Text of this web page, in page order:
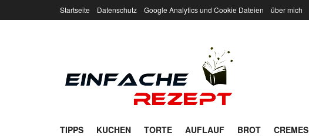
Startseite Datenschutz Google Analytics und Cookie Dateien über mich
TIPPS KUCHEN TORTE AUFLAUF BROT CREMES